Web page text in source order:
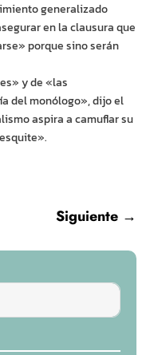
generalizado
en la clausura que
porque sino serán
y de «las
del monólogo», dijo el
aspira a camuflar su
Siguiente→